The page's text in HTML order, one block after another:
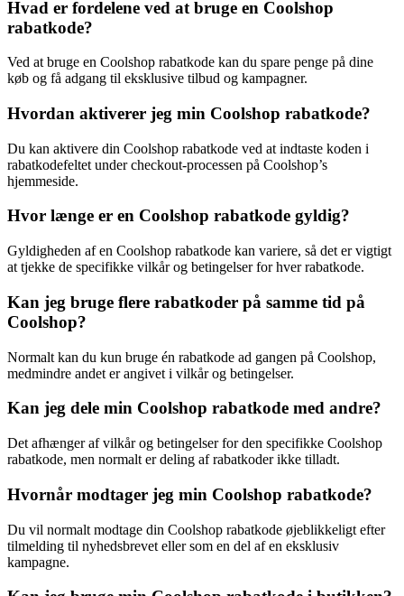
Hvad er fordelene ved at bruge en Coolshop
rabatkode?
Ved at bruge en Coolshop rabatkode kan du spare penge på dine
køb og få adgang til eksklusive tilbud og kampagner.
Hvordan aktiverer jeg min Coolshop rabatkode?
Du kan aktivere din Coolshop rabatkode ved at indtaste koden i
rabatkodefeltet under checkout-processen på Coolshop’s
hjemmeside.
Hvor længe er en Coolshop rabatkode gyldig?
Gyldigheden af en Coolshop rabatkode kan variere, så det er vigtigt
at tjekke de specifikke vilkår og betingelser for hver rabatkode.
Kan jeg bruge flere rabatkoder på samme tid på
Coolshop?
Normalt kan du kun bruge én rabatkode ad gangen på Coolshop,
medmindre andet er angivet i vilkår og betingelser.
Kan jeg dele min Coolshop rabatkode med andre?
Det afhænger af vilkår og betingelser for den specifikke Coolshop
rabatkode, men normalt er deling af rabatkoder ikke tilladt.
Hvornår modtager jeg min Coolshop rabatkode?
Du vil normalt modtage din Coolshop rabatkode øjeblikkeligt efter
tilmelding til nyhedsbrevet eller som en del af en eksklusiv
kampagne.